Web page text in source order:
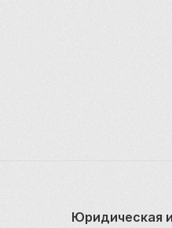
Юридическая